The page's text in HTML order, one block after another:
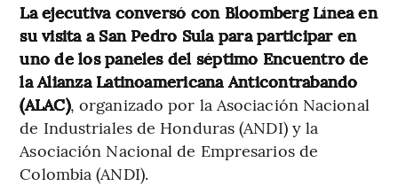
La ejecutiva conversó con Bloomberg Línea en
su visita a San Pedro Sula para participar en
uno de los paneles del séptimo Encuentro de
la Alianza Latinoamericana Anticontrabando
(ALAC), organizado por la Asociación Nacional
de Industriales de Honduras (ANDI) y la
Asociación Nacional de Empresarios de
Colombia (ANDI).